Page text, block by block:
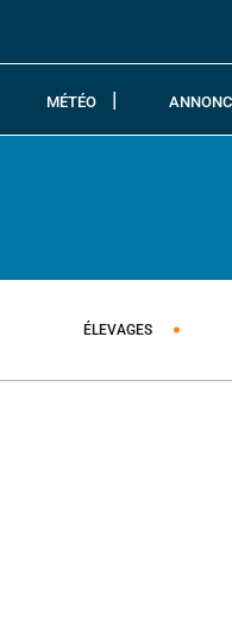
MÉTÉO
ÉLEVAGES